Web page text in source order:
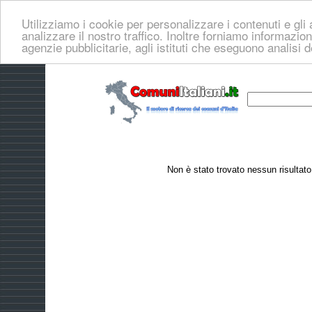
Utilizziamo i cookie per personalizzare i contenuti e
analizzare il nostro traffico. Inoltre forniamo
agenzie pubblicitarie, agli istituti che eseguono analisi
Non è stato trovato nessun